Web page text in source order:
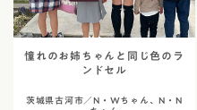
憧れのお姉ちゃんと同じ色のラ
ンドセル
茨城県古河市／N・Wちゃん、N・N